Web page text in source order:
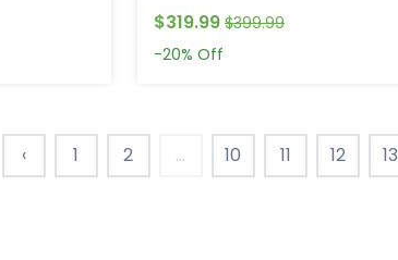
$319.99 $399.99
-20% Off
‹ 1 2 ... 10 11 12 13